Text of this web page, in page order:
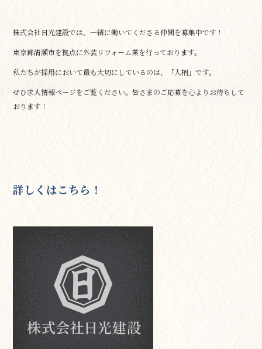
株式会社日光建設では、一緒に働いてくださる仲間を募集中です！
東京都清瀬市を拠点に外装リフォーム業を行っております。
私たちが採用において最も大切にしているのは、「人柄」です。
ぜひ求人情報ページをご覧ください。皆さまのご応募を心よりお待ちして
おります！
詳しくはこちら！